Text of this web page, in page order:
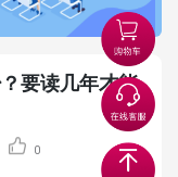
要读几年才能
0